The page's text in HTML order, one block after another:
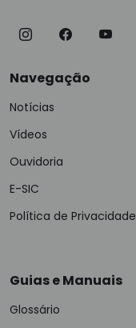
Navegação
Notícias
Vídeos
Ouvidoria
E-SIC
Política de Privacidade
Guias e Manuais
Glossário